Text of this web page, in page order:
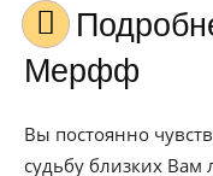
Подробнее об имени
Мерфф
Вы постоянно
судьбу близких